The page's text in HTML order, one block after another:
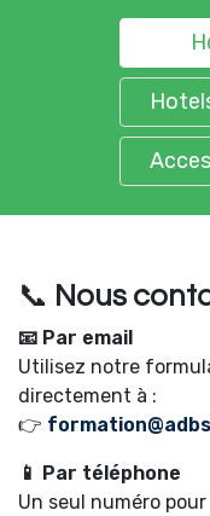
📞 Nous
📧 Par email
Utilisez notre
directement à :
👉
📱 Par téléphone
Un seul numéro